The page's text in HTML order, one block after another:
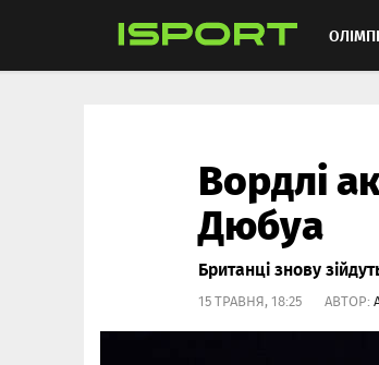
Вордлі
Дюбуа
Британці знову
15 ТРАВНЯ, 18:25 АВТОР: